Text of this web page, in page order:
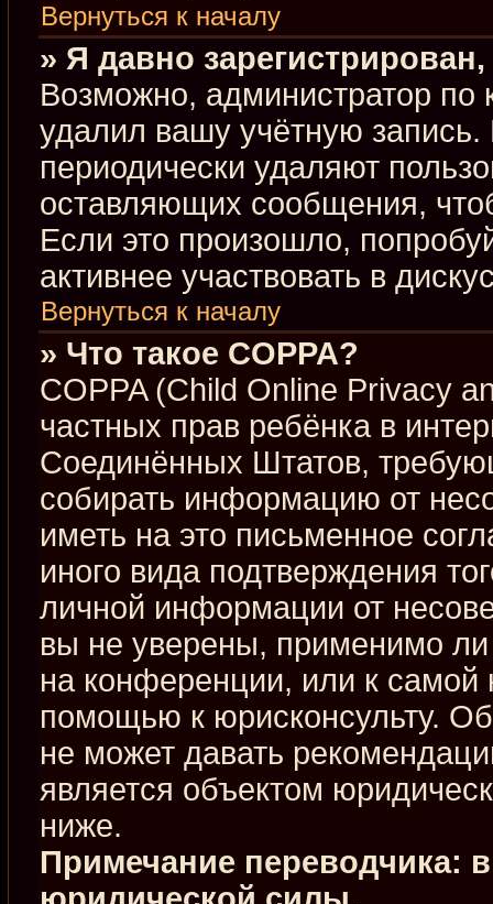
Вернуться к началу
» Я давно
Возможно, администратор по
удалил вашу учётную
периодически удаляют
оставляющих сообщения,
Если это произошло,
активнее участвовать в
Вернуться к началу
» Что такое COPPA?
COPPA (Child Online Privacy
частных прав ребёнка в
Соединённых Штатов,
собирать информацию от
иметь на это письменное
иного вида подтверждения
личной информации от
вы не уверены, применимо
на конференции, или к самой
помощью к юрисконсульту.
не может давать
является объектом
ниже.
Примечание переводчика: